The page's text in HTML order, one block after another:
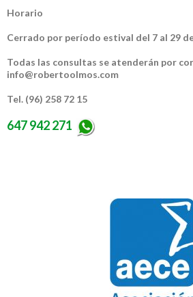
Horario
Cerrado por período estival del 7 al 29
Todas las consultas se atenderán por
info@robertoolmos.com
Tel. (96) 258 72 15
647 942 271